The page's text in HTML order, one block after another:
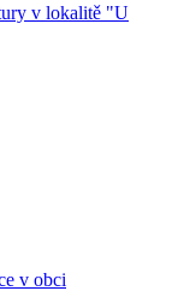
v lokalitě "U
v obci